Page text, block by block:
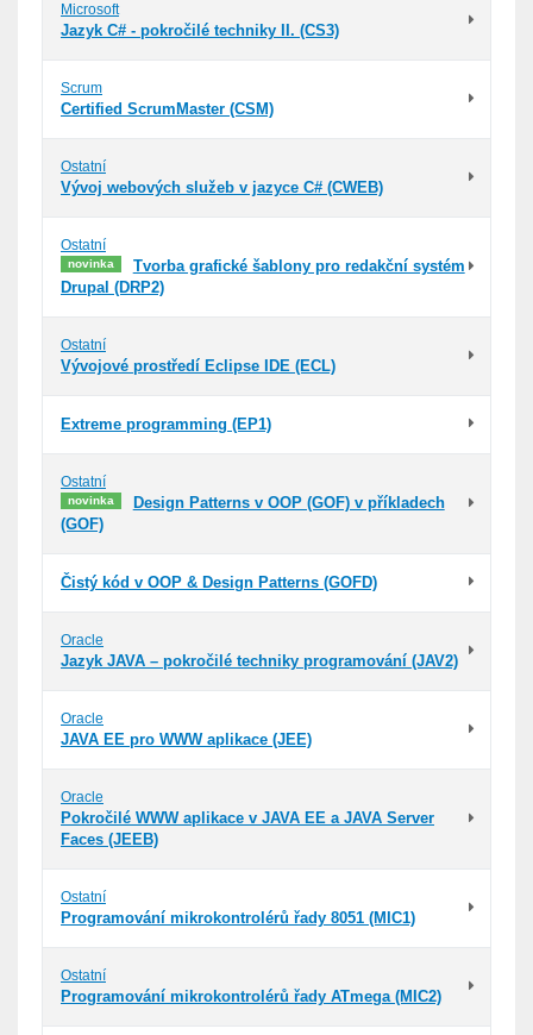
Microsoft
Jazyk C# - pokročilé techniky II. (CS3)
Scrum
Certified ScrumMaster (CSM)
Ostatní
Vývoj webových služeb v jazyce C# (CWEB)
Ostatní
novinka
Tvorba grafické šablony pro redakční systém
Drupal (DRP2)
Ostatní
Vývojové prostředí Eclipse IDE (ECL)
Extreme programming (EP1)
Ostatní
novinka
Design Patterns v OOP (GOF) v příkladech
(GOF)
Čistý kód v OOP & Design Patterns (GOFD)
Oracle
Jazyk JAVA – pokročilé techniky programování (JAV2)
Oracle
JAVA EE pro WWW aplikace (JEE)
Oracle
Pokročilé WWW aplikace v JAVA EE a JAVA Server
Faces (JEEB)
Ostatní
Programování mikrokontrolérů řady 8051 (MIC1)
Ostatní
Programování mikrokontrolérů řady ATmega (MIC2)